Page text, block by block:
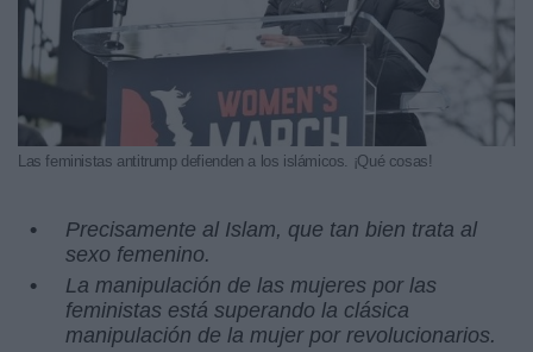
Las feministas antitrump defienden a los islámicos. ¡Qué cosas!
Precisamente al Islam, que tan bien trata al
sexo femenino.
La manipulación de las mujeres por las
feministas está superando la clásica
manipulación de la mujer por revolucionarios.